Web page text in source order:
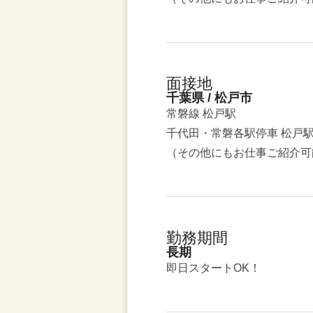
面接地
千葉県 / 松戸市
常磐線 松戸駅
千代田・常磐各駅停車 松戸駅
（その他にもお仕事ご紹介可
勤務期間
長期
即日スタートOK！